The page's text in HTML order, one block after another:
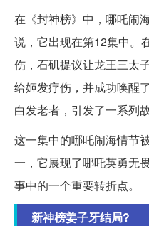
在《封神榜》中，哪吒闹
说，它出现在第12集中。
伤，石矶提议让龙王三太
给姬发疗伤，并成功唤醒
白发老者，引发了一系列
这一集中的哪吒闹海情节
一，它展现了哪吒英勇无
事中的一个重要转折点。
新神榜姜子牙结局?